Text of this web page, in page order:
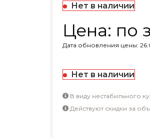
Нет в наличии
Цена: по
Дата обновления цены:
Нет в наличии
В виду нестабильного
Действуют скидки за